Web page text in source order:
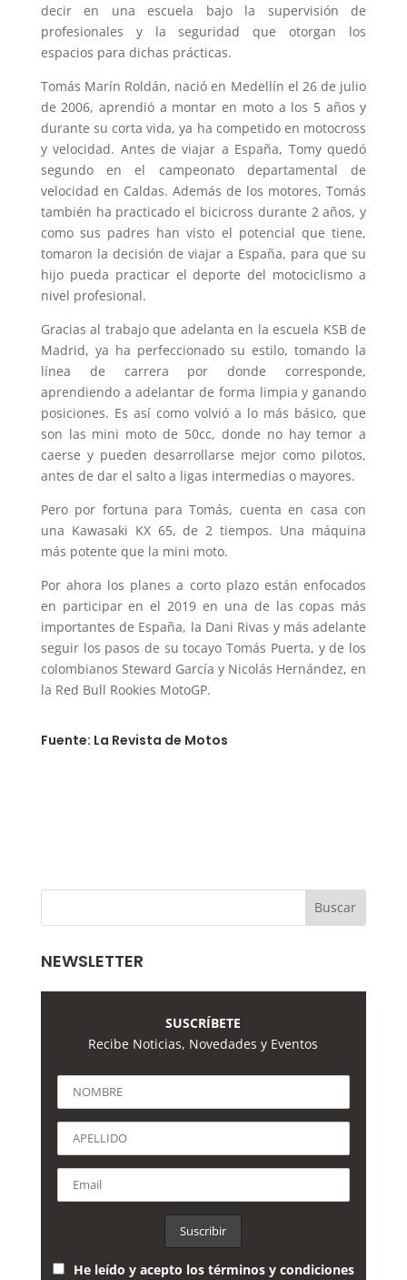
decir en una escuela bajo la supervisión de
profesionales y la seguridad que otorgan los
espacios para dichas prácticas.
Tomás Marín Roldán, nació en Medellín el 26 de julio
de 2006, aprendió a montar en moto a los 5 años y
durante su corta vida, ya ha competido en motocross
y velocidad. Antes de viajar a España, Tomy quedó
segundo en el campeonato departamental de
velocidad en Caldas. Además de los motores, Tomás
también ha practicado el bicicross durante 2 años, y
como sus padres han visto el potencial que tiene,
tomaron la decisión de viajar a España, para que su
hijo pueda practicar el deporte del motociclismo a
nivel profesional.
Gracias al trabajo que adelanta en la escuela KSB de
Madrid, ya ha perfeccionado su estilo, tomando la
línea de carrera por donde corresponde,
aprendiendo a adelantar de forma limpia y ganando
posiciones. Es así como volvió a lo más básico, que
son las mini moto de 50cc, donde no hay temor a
caerse y pueden desarrollarse mejor como pilotos,
antes de dar el salto a ligas intermedias o mayores.
Pero por fortuna para Tomás, cuenta en casa con
una Kawasaki KX 65, de 2 tiempos. Una máquina
más potente que la mini moto.
Por ahora los planes a corto plazo están enfocados
en participar en el 2019 en una de las copas más
importantes de España, la Dani Rivas y más adelante
seguir los pasos de su tocayo Tomás Puerta, y de los
colombianos Steward García y Nicolás Hernández, en
la Red Bull Rookies MotoGP.
Fuente: La Revista de Motos
NEWSLETTER
SUSCRÍBETE
Recibe Noticias, Novedades y Eventos
He leído y acepto los términos y condiciones